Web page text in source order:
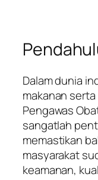
Dalam dunia
makanan
Pengawas
sangatlah
memastikan
masyarakat
keamanan,